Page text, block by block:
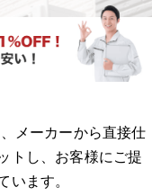
メーカーから直接仕
トし、お客様にご提
います。